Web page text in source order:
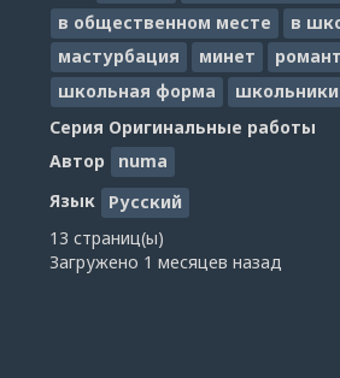
в общественном месте
в
мастурбация
минет
школьная форма
школьники
Серия Оригинальные работы
Автор
numa
Язык
Русский
13 страниц(ы)
Загружено 1 месяцев назад